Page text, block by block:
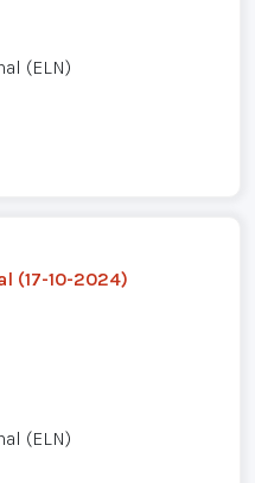
(ELN)
(17-10-2024)
(ELN)